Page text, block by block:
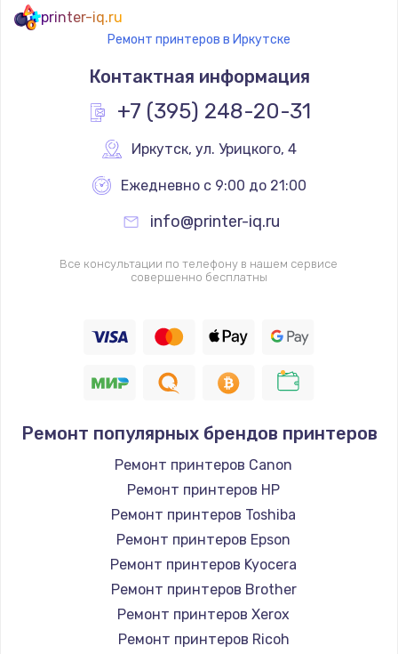
printer-iq.ru
Ремонт принтеров в Иркутске
Контактная информация
+7 (395) 248-20-31
Иркутск, ул. Урицкого, 4
Ежедневно с 9:00 до 21:00
info@printer-iq.ru
Все консультации по телефону в нашем сервисе
совершенно бесплатны
Ремонт популярных брендов принтеров
Ремонт принтеров Canon
Ремонт принтеров HP
Ремонт принтеров Toshiba
Ремонт принтеров Epson
Ремонт принтеров Kyocera
Ремонт принтеров Brother
Ремонт принтеров Xerox
Ремонт принтеров Ricoh